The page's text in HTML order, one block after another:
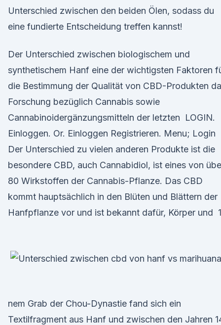
Unterschied zwischen den beiden Ölen, sodass du
eine fundierte Entscheidung treffen kannst!
Der Unterschied zwischen biologischem und
synthetischem Hanf eine der wichtigsten Faktoren
die Bestimmung der Qualität von CBD-Produkten
Forschung bezüglich Cannabis sowie
Cannabinoidergänzungsmitteln der letzten LOGIN.
Einloggen. Or. Einloggen Registrieren. Menu; Login
Der Unterschied zu vielen anderen Produkte ist die
besondere CBD, auch Cannabidiol, ist eines von
80 Wirkstoffen der Cannabis-Pflanze. Das CBD
kommt hauptsächlich in den Blüten und Blättern der
Hanfpflanze vor und ist bekannt dafür, Körper und
nem Grab der Chou-Dynastie fand sich ein
Textilfragment aus Hanf und zwischen den Jahren